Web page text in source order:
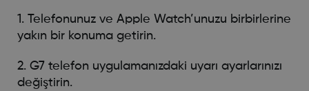
1. Telefonunuz ve Apple Watch’unuzu birbirlerine
yakın bir konuma getirin.
2. G7 telefon uygulamanızdaki uyarı ayarlarınızı
değiştirin.